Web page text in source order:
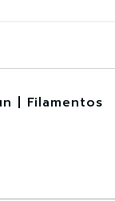
| Filamentos